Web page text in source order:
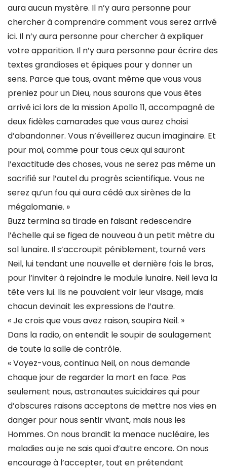
aura aucun mystère. Il n’y aura personne pour
chercher à comprendre comment vous serez arrivé
ici. Il n’y aura personne pour chercher à expliquer
votre apparition. Il n’y aura personne pour écrire des
textes grandioses et épiques pour y donner un
sens. Parce que tous, avant même que vous vous
preniez pour un Dieu, nous saurons que vous êtes
arrivé ici lors de la mission Apollo 11, accompagné de
deux fidèles camarades que vous aurez choisi
d’abandonner. Vous n’éveillerez aucun imaginaire. Et
pour moi, comme pour tous ceux qui sauront
l’exactitude des choses, vous ne serez pas même un
sacrifié sur l’autel du progrès scientifique. Vous ne
serez qu’un fou qui aura cédé aux sirènes de la
mégalomanie. »
Buzz termina sa tirade en faisant redescendre
l’échelle qui se figea de nouveau à un petit mètre du
sol lunaire. Il s’accroupit péniblement, tourné vers
Neil, lui tendant une nouvelle et dernière fois le bras,
pour l’inviter à rejoindre le module lunaire. Neil leva la
tête vers lui. Ils ne pouvaient voir leur visage, mais
chacun devinait les expressions de l’autre.
« Je crois que vous avez raison, soupira Neil. »
Dans la radio, on entendit le soupir de soulagement
de toute la salle de contrôle.
« Voyez-vous, continua Neil, on nous demande
chaque jour de regarder la mort en face. Pas
seulement nous, astronautes suicidaires qui pour
d’obscures raisons acceptons de mettre nos vies en
danger pour nous sentir vivant, mais nous les
Hommes. On nous brandit la menace nucléaire, les
maladies ou je ne sais quoi d’autre encore. On nous
encourage à l’accepter, tout en prétendant